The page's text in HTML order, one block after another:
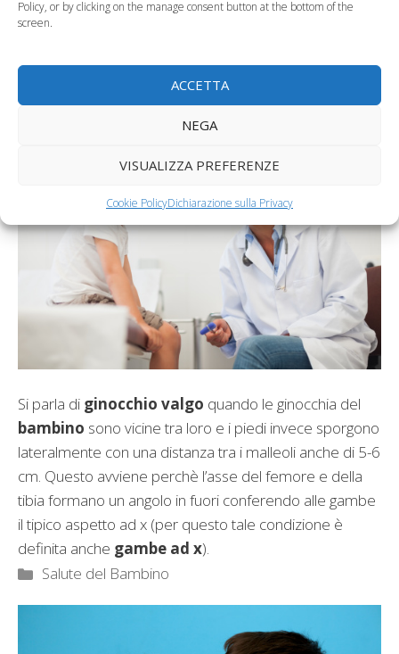
Policy, or by clicking on the manage consent button at the bottom of the
screen.
ACCETTA
NEGA
VISUALIZZA PREFERENZE
Cookie PolicyDichiarazione sulla Privacy
Ginocchio valgo nel
bambino, le cause e le cure
Si parla di ginocchio valgo quando le ginocchia del
bambino sono vicine tra loro e i piedi invece sporgono
lateralmente con una distanza tra i malleoli anche di 5-6
cm. Questo avviene perchè l’asse del femore e della
tibia formano un angolo in fuori conferendo alle gambe
il tipico aspetto ad x (per questo tale condizione è
definita anche gambe ad x).
Categorie
Salute del Bambino